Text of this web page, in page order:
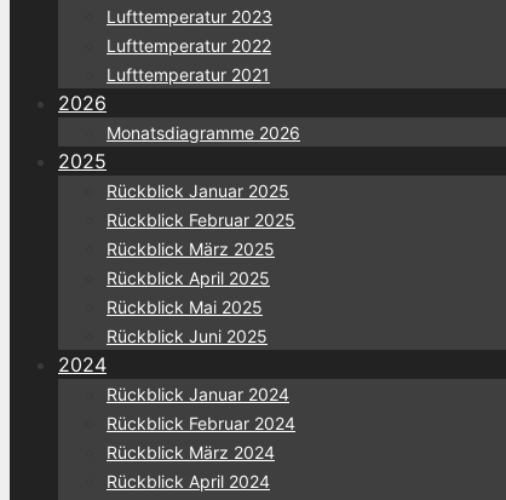
Lufttemperatur 2023
Lufttemperatur 2022
Lufttemperatur 2021
2026
Monatsdiagramme 2026
2025
Rückblick Januar 2025
Rückblick Februar 2025
Rückblick März 2025
Rückblick April 2025
Rückblick Mai 2025
Rückblick Juni 2025
2024
Rückblick Januar 2024
Rückblick Februar 2024
Rückblick März 2024
Rückblick April 2024